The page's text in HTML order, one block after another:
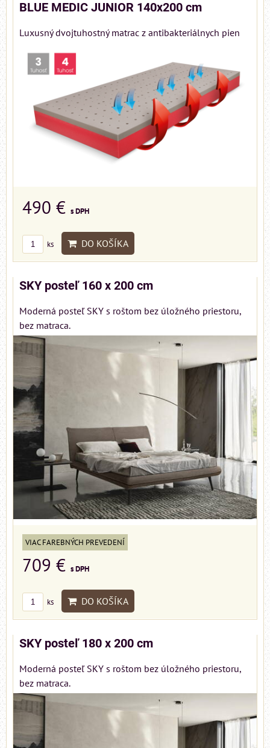
BLUE MEDIC JUNIOR 140x200 cm
Luxusný dvojtuhostný matrac z antibakteriálnych pien
490 € s DPH
ks DO KOŠÍKA
SKY posteľ 160 x 200 cm
Moderná posteľ SKY s roštom bez úložného priestoru,
bez matraca.
VIAC FAREBNÝCH PREVEDENÍ
709 € s DPH
ks DO KOŠÍKA
SKY posteľ 180 x 200 cm
Moderná posteľ SKY s roštom bez úložného priestoru,
bez matraca.